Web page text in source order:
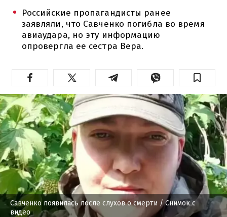
Российские пропагандисты ранее
заявляли, что Савченко погибла во время
авиаудара, но эту информацию
опровергла ее сестра Вера.
Савченко появилась после слухов о смерти / Снимок с
видео